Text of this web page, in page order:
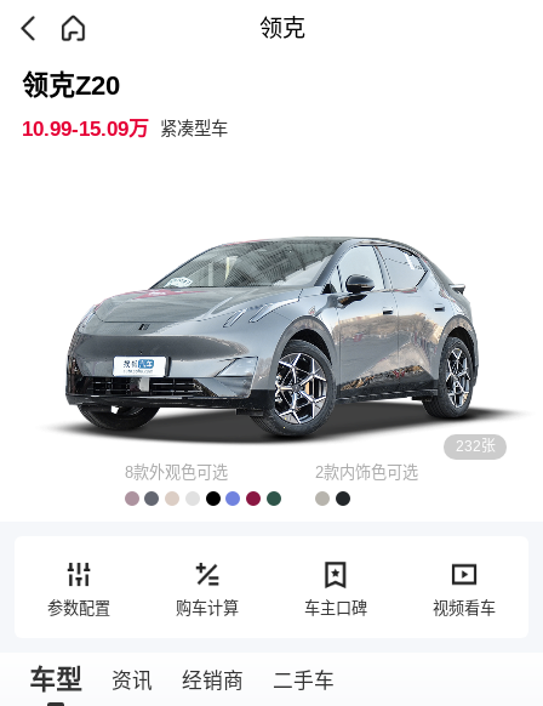
领克
232张
领克Z20
10.99-15.09万 紧凑型车
8款外观色可选 2款内饰色可选
参数配置 购车计算 车主口碑 视频看车
车型 资讯 经销商 二手车